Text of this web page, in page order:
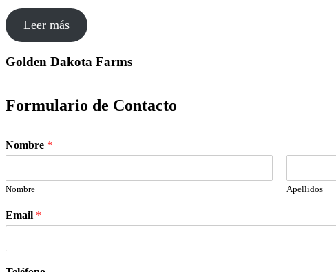
Leer más
Golden Dakota Farms
Formulario de Contacto
Nombre *
Nombre Apellidos
Email *